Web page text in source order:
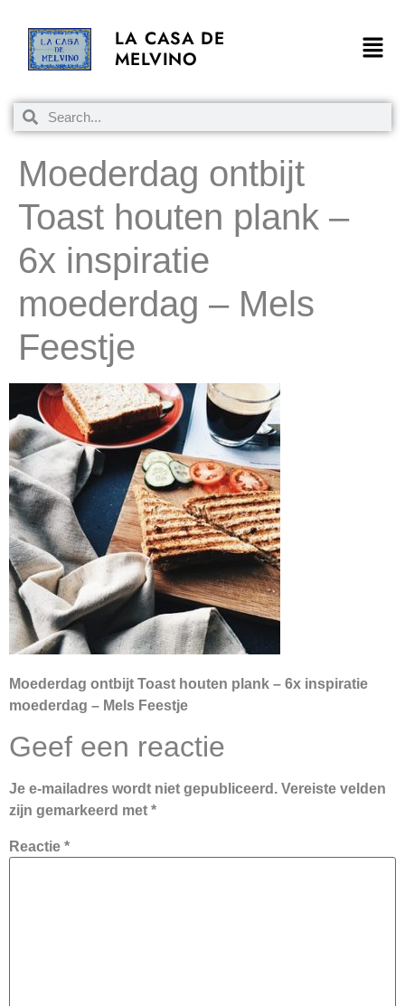
LA CASA DE
MELVINO
Moederdag ontbijt
Toast houten plank –
6x inspiratie
moederdag – Mels
Feestje
Moederdag ontbijt Toast houten plank – 6x inspiratie
moederdag – Mels Feestje
Geef een reactie
Je e-mailadres wordt niet gepubliceerd. Vereiste velden
zijn gemarkeerd met *
Reactie *